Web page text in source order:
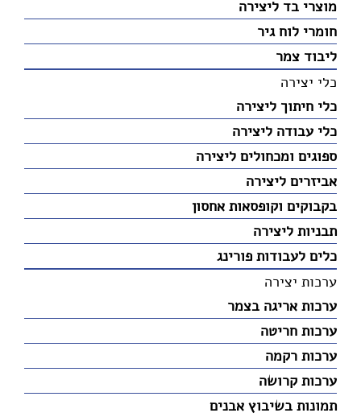
מוצרי בד ליצירה
חומרי לוח גיר
ליבוד צמר
כלי יצירה
כלי חיתוך ליצירה
כלי עבודה ליצירה
ספוגים ומכחולים ליצירה
אביזרים ליצירה
בקבוקים וקופסאות אחסון
תבניות ליצירה
כלים לעבודות פורינג
ערכות יצירה
ערכות אריגה בצמר
ערכות חריטה
ערכות רקמה
ערכות קרושה
תמונות בשיבוץ אבנים